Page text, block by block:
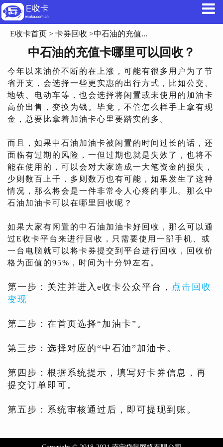
E收卡首页 > 卡券回收 >中石油的充值...
中石油的充值卡哪里可以回收？
今年以来油价不断的在上涨，可能有很多用户为了节
省开支，会选择一些更实惠的出行方式，比如公交、
地铁、电动车等，也会选择将闲置或未使用的加油卡
高价出售，变换为钱。毕竟，不管怎么样手上拿有现
金，总要比拿着加油卡心里要踏实的多。
而且，如果中石油加油卡被闲置的时间过长的话，还
面临有过期的风险，一但过期也就是失效了，也将不
能在使用的，可以会对大家造成一大笔资金的损失，
少则数百上千，多则数万也有可能，如果发生了这种
情况，那么将会是一件非常令人心疼的事儿。那么中
石油加油卡可以在哪里回收呢？
如果大家有闲置的中石油加油卡好回收，那么可以通
过E收卡平台来进行回收，只需要使用一部手机、或
一台电脑就可以将卡券提交到平台进行回收，回收价
格为面值的95%，时间为十分钟左右。
第一步：关注并进入e收卡公众平台， 点击回收
变现
第二步：在首页选择“加油卡”。
第三步：选择对应的“中石油”加油卡。
第四步：根据系统提示，填写好卡券信息，再
提交订单即可。
第五步：系统审核通过后，即可提现到账。